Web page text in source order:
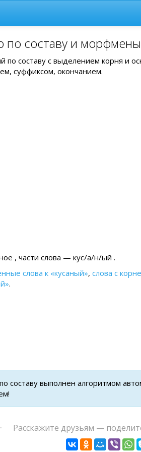
составу и
по составу с выделением корня и
суффиксом, окончанием.
, части слова — кус/а/н/ый .
слова к «кусаный», слова с
.
составу выполнен алгоритмом
Расскажите друзьям —